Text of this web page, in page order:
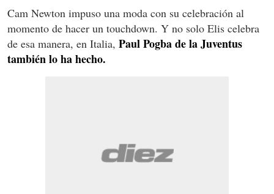
Cam Newton impuso una moda con su celebración al
momento de hacer un touchdown. Y no solo Elis celebra
de esa manera, en Italia, Paul Pogba de la Juventus
también lo ha hecho.